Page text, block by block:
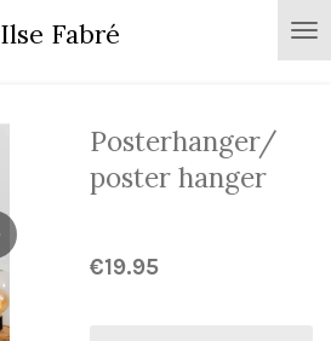
Ilse Fabré
Posterhanger/
poster hanger
€19.95